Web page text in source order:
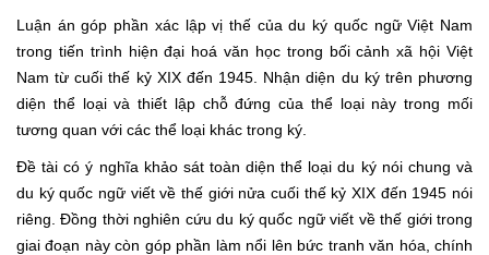
Luận án góp phần xác lập vị thế của du ký quốc ngữ Việt Nam
trong tiến trình hiện đại hoá văn học trong bối cảnh xã hội Việt
Nam từ cuối thế kỷ XIX đến 1945. Nhận diện du ký trên phương
diện thể loại và thiết lập chỗ đứng của thể loại này trong mối
tương quan với các thể loại khác trong ký.
Đề tài có ý nghĩa khảo sát toàn diện thể loại du ký nói chung và
du ký quốc ngữ viết về thế giới nửa cuối thế kỷ XIX đến 1945 nói
riêng. Đồng thời nghiên cứu du ký quốc ngữ viết về thế giới trong
giai đoạn này còn góp phần làm nổi lên bức tranh văn hóa, chính